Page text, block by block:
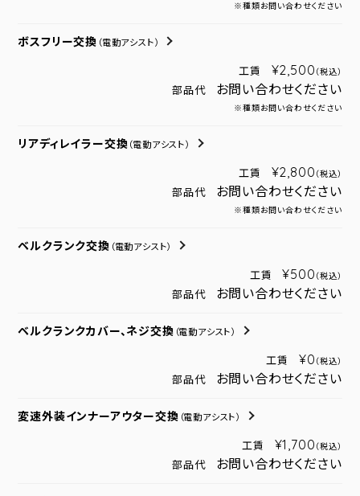
※種類お問い合わせください
ボスフリー交換 （電動アシスト）
工賃 ¥2,500 （税込）
部品代 お問い合わせください
※種類お問い合わせください
リアディレイラー交換 （電動アシスト）
工賃 ¥2,800 （税込）
部品代 お問い合わせください
※種類お問い合わせください
ベルクランク交換 （電動アシスト）
工賃 ¥500 （税込）
部品代 お問い合わせください
ベルクランクカバー、ネジ交換 （電動アシスト）
工賃 ¥0 （税込）
部品代 お問い合わせください
変速外装インナーアウター交換 （電動アシスト）
工賃 ¥1,700 （税込）
部品代 お問い合わせください